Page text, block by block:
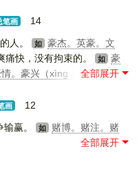
笔画
14
人。 如
豪杰。英豪。文
痛快，没有拘束的。 如
豪
。豪兴（xìng ）。豪举。豪
4. 古同“毫”，极小。 [
画
12
输赢。 如
赌博。赌注。赌